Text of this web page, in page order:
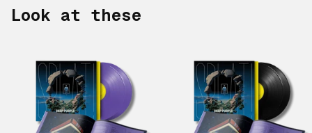
Look at these